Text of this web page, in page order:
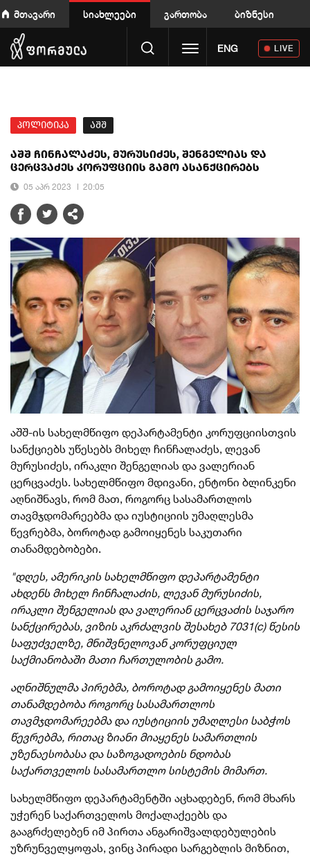
მთავარი სიახლეები გართობა ბიზნესი
Toggle navigation
ENG LIVE
პოლიტიკა აშშ
აშშ ჩინჩალაძეს, მურუსიძეს, შენგელიას და
ცერცვაძეს კორუფციის გამო ასანქცირებს
05 აპრ 2023 20:05
აშშ-ის სახელმწიფო დეპარტამენტი კორუფციისთვის
სანქციებს უწესებს მიხელ ჩინჩალაძეს, ლევან
მურუსიძეს, ირაკლი შენგელიას და ვალერიან
ცერცვაძეს. სახელმწიფო მდივანი, ენტონი ბლინკენი
აღნიშნავს, რომ მათ, როგორც სასამართლოს
თავმჯდომარეებმა და იუსტიციის უმაღლესმა
წევრებმა, ბოროტად გამოიყენეს საკუთარი
თანამდებობები.
"დღეს, ამერიკის სახელმწიფო დეპარტამენტი
ახდენს მიხელ ჩინჩალაძის, ლევან მურუსიძის,
ირაკლი შენგელიას და ვალერიან ცერცვაძის საჯარო
სანქცირებას, ვიზის აკრძალვის შესახებ 7031(c) წესის
საფუძველზე, მნიშვნელოვან კორუფციულ
საქმიანობაში მათი ჩართულობის გამო.
აღნიშნულმა პირებმა, ბოროტად გამოიყენეს მათი
თანამდებობა როგორც სასამართლოს
თავმჯდომარეებმა და იუსტიციის უმაღლესი საბჭოს
წევრებმა, რითაც ზიანი მიაყენეს სამართლის
უზენაესობასა და საზოგადოების ნდობას
საქართველოს სასამართლო სისტემის მიმართ.
სახელმწიფო დეპარტამენტში აცხადებენ, რომ მხარს
უჭერენ საქართველოს მოქალაქეებს და
გააგრძელებენ იმ პირთა ანგარიშვალდებულების
უზრუნველყოფას, ვინც პირადი სარგებლის მიზნით,